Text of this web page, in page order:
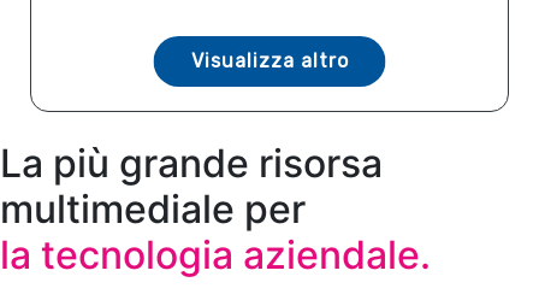
Visualizza altro
La più grande risorsa
multimediale per
la tecnologia aziendale.